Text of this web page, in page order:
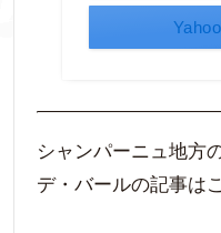
シャンパーニュ地方
デ・バールの記事は